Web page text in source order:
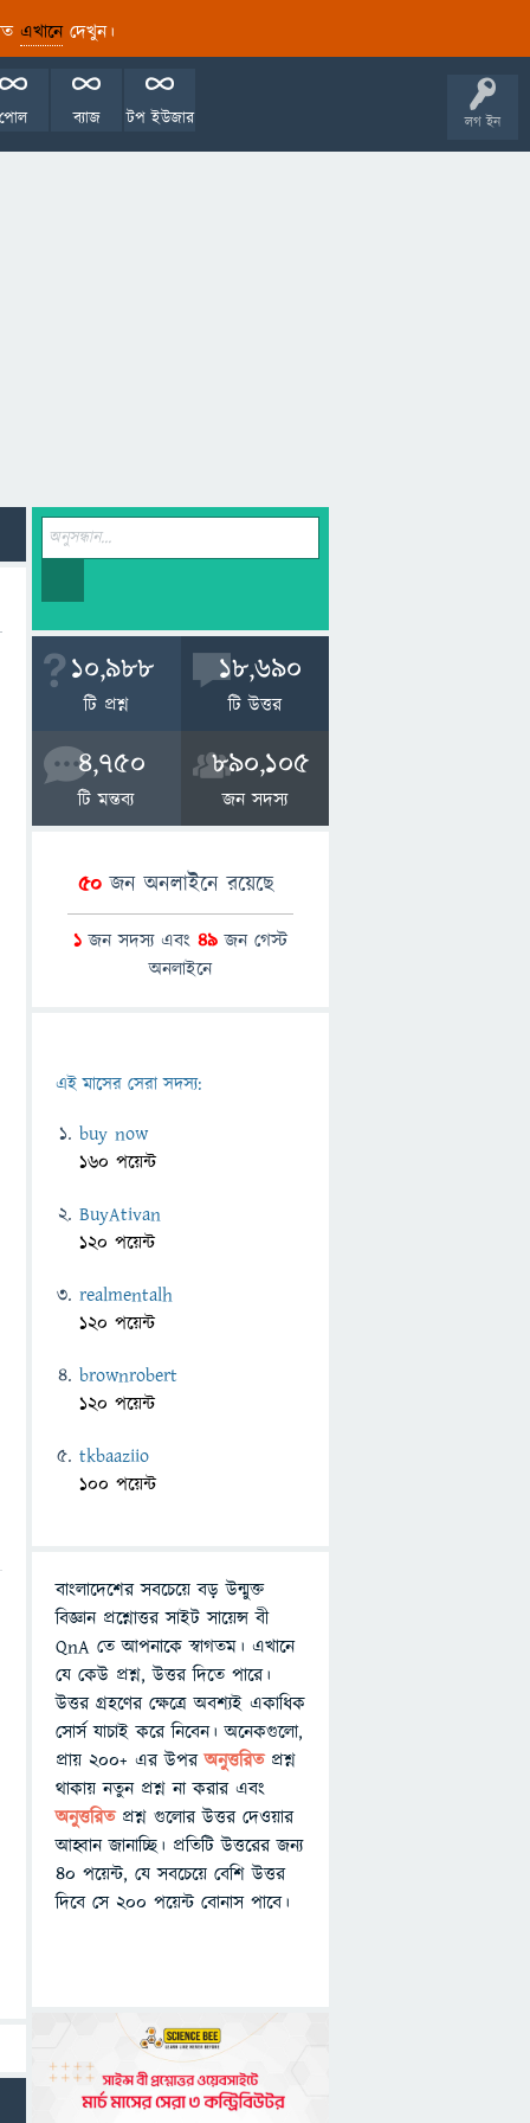
এখানেদেখুন।
লগ ইন
টপ ইউজার
ব্যাজ
পোল
10,988
টি প্রশ্ন
18,690
টি উত্তর
4,750
টি মন্তব্য
890,105
জন সদস্য
50জন অনলাইনে রয়েছে
1 জন সদস্য এবং 49 জন গেস্ট
অনলাইনে
এই মাসের সেরা সদস্য:
buy now
160 পয়েন্ট
BuyAtivan
120 পয়েন্ট
realmentalh
120 পয়েন্ট
brownrobert
120 পয়েন্ট
tkbaaziio
100 পয়েন্ট
বাংলাদেশের সবচেয়ে বড় উন্মুক্ত
বিজ্ঞান প্রশ্নোত্তর সাইট সায়েন্স বী
QnA তে আপনাকে স্বাগতম। এখানে
যে কেউ প্রশ্ন, উত্তর দিতে পারে।
উত্তর গ্রহণের ক্ষেত্রে অবশ্যই একাধিক
সোর্স যাচাই করে নিবেন। অনেকগুলো,
প্রায় ২০০+ এর উপরঅনুত্তরিতপ্রশ্ন
থাকায় নতুন প্রশ্ন না করার এবং
অনুত্তরিত প্রশ্ন গুলোর উত্তর দেওয়ার
আহ্বান জানাচ্ছি। প্রতিটি উত্তরের জন্য
৪০ পয়েন্ট, যে সবচেয়ে বেশি উত্তর
দিবে সে ২০০ পয়েন্ট বোনাস পাবে।